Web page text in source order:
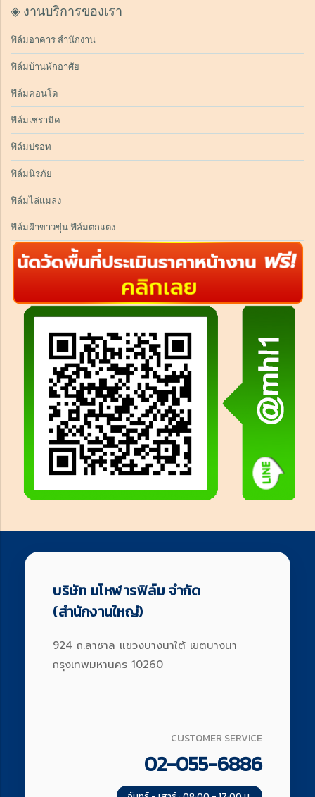
◈ งานบริการของเรา
ฟิล์มอาคาร สำนักงาน
ฟิล์มบ้านพักอาศัย
ฟิล์มคอนโด
ฟิล์มเซรามิค
ฟิล์มปรอท
ฟิล์มนิรภัย
ฟิล์มไล่แมลง
ฟิล์มฝ้าขาวขุ่น ฟิล์มตกแต่ง
บริษัท มโหฬารฟิล์ม จำกัด
(สำนักงานใหญ่)
924 ถ.ลาซาล แขวงบางนาใต้ เขตบางนา
กรุงเทพมหานคร 10260
CUSTOMER SERVICE
02-055-6886